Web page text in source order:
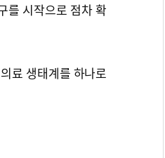
를 시작으로 점차 확
료 생태계를 하나로